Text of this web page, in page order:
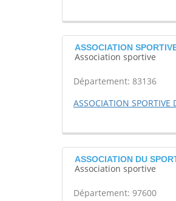
ASSOCIATION
Association sportive
Département: 83136
ASSOCIATION SPORTIVE
ASSOCIATION DU
Association sportive
Département: 97600